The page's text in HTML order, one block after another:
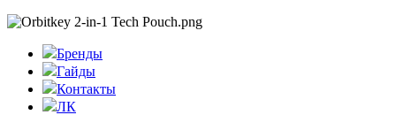
Бренды
Гайды
Контакты
ЛК